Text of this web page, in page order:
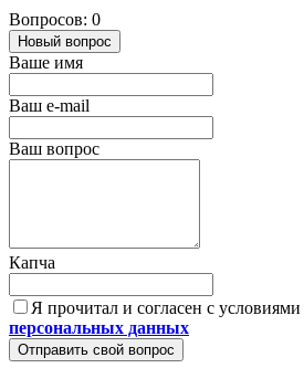
Вопросов: 0
Новый вопрос
Ваше имя
Ваш e-mail
Ваш вопрос
Капча
Я прочитал и согласен с условиями
персональных данных
Отправить свой вопрос